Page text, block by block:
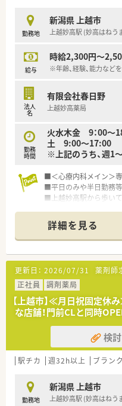
■産前産後休暇や育児
イフステージの変化に
です。
【想定されるキャリアイ
■入社後は日常的な調
ます。
■経験を重ねることで
ができ、店舗運営やス
■将来的にはエリアマ
職へ挑戦し、企業経営
す。
【こんな方にオススメ】
■18時までの勤務で残
時間をご自身の趣味や
■高い給与水準や手厚
期間にわたり安定した
です。
域医療に対して深く貢
す。
勤務地
新潟県 上越市
上越妙高駅 (妙高はねう
給与
時給2,300円～
※年齢、経験、能力など
法人
名
有限会社春日野
上越妙高薬局
勤務
時間
火水木金 9：00～
土 9:00～17:00
※上記のうち、週1
■＜心療内科メイン＞
■平日のみや半日勤務
■上越妙高駅から歩い
【店舗情報と応需状況に
■上越妙高駅から徒歩
通勤にも対応している
■心療内科やてんかん
領域の専門的な知識を深
■現在の店舗の勤務者
募集は将来の体制強化
詳細を見る
更新日： 2026/07/31 薬剤師
正社員
調剤薬局
【上越市】≪月日祝固定休
な店舗！門前CLと同時
検
駅チカ 週32h以上 ブラン
勤務地
新潟県 上越市
上越妙高駅 (妙高はねう